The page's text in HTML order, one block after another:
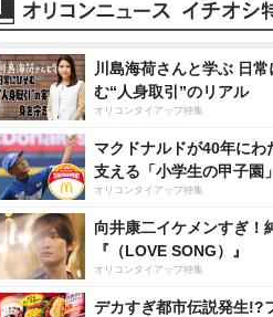
川島海荷さんと学ぶ 日常
む“人身取引”のリアル
オリコンタイアップ特集
マクドナルドが40年にわ
支える「小学生の甲子園」
オリコンタイアップ特集
向井康二イケメンすぎ！
『（LOVE SONG）』
オリコンタイアップ特集
デカすぎ都市伝説発生!?